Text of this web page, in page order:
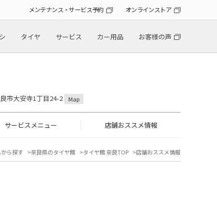
メンテナンス・サービス予約 オンラインストア
タイヤ サービス カー用品 お客様の声
市大安寺1丁目24-2 Map
サービスメニュー 店舗おススメ情報
ら探す 奈良県のタイヤ館 タイヤ館 奈良TOP 店舗おススメ情報